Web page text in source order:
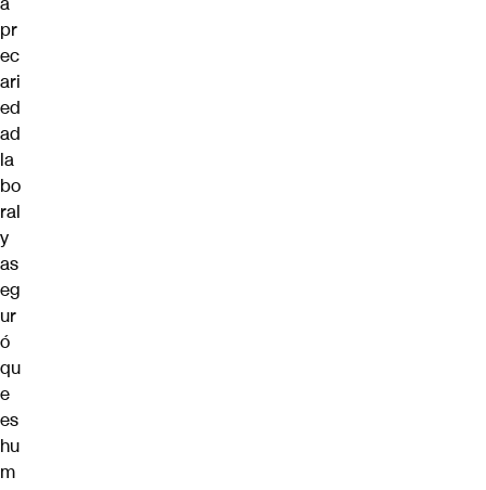
pr
ec
ari
ed
ad
la
bo
ral
y
as
eg
ur
ó
qu
e
es
hu
m